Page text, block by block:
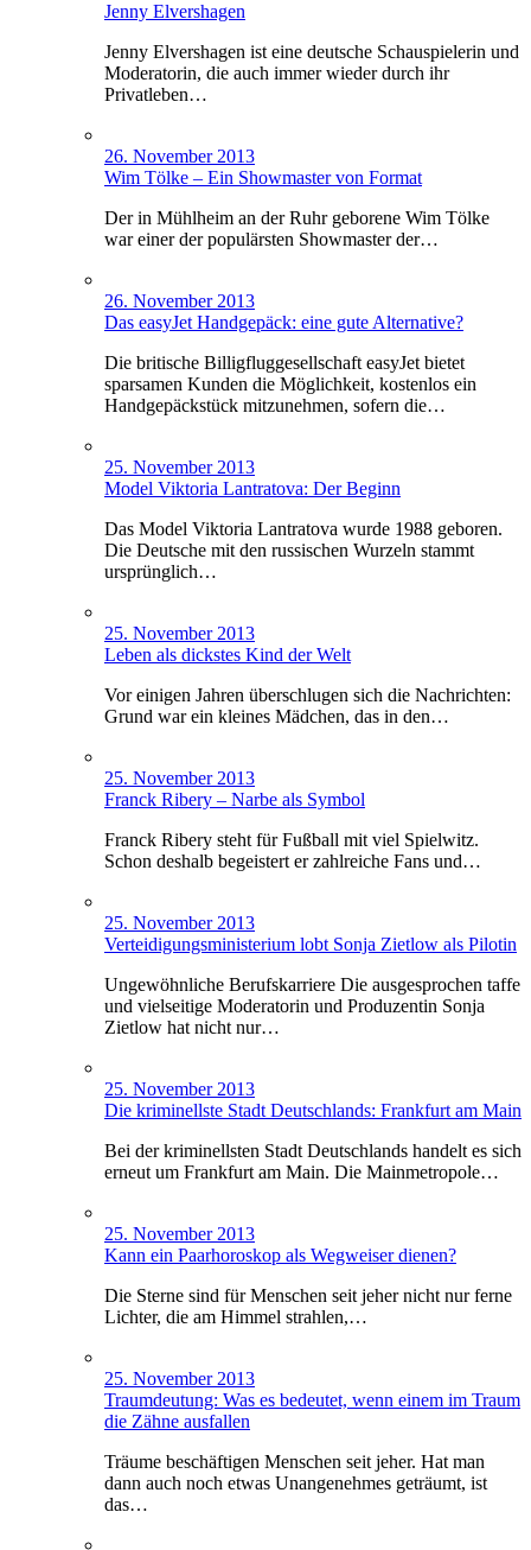
Jenny Elvershagen
Jenny Elvershagen ist eine deutsche Schauspielerin und
Moderatorin, die auch immer wieder durch ihr
Privatleben…
26. November 2013
Wim Tölke – Ein Showmaster von Format
Der in Mühlheim an der Ruhr geborene Wim Tölke
war einer der populärsten Showmaster der…
26. November 2013
Das easyJet Handgepäck: eine gute Alternative?
Die britische Billigfluggesellschaft easyJet bietet
sparsamen Kunden die Möglichkeit, kostenlos ein
Handgepäckstück mitzunehmen, sofern die…
25. November 2013
Model Viktoria Lantratova: Der Beginn
Das Model Viktoria Lantratova wurde 1988 geboren.
Die Deutsche mit den russischen Wurzeln stammt
ursprünglich…
25. November 2013
Leben als dickstes Kind der Welt
Vor einigen Jahren überschlugen sich die Nachrichten:
Grund war ein kleines Mädchen, das in den…
25. November 2013
Franck Ribery – Narbe als Symbol
Franck Ribery steht für Fußball mit viel Spielwitz.
Schon deshalb begeistert er zahlreiche Fans und…
25. November 2013
Verteidigungsministerium lobt Sonja Zietlow als Pilotin
Ungewöhnliche Berufskarriere Die ausgesprochen taffe
und vielseitige Moderatorin und Produzentin Sonja
Zietlow hat nicht nur…
25. November 2013
Die kriminellste Stadt Deutschlands: Frankfurt am Main
Bei der kriminellsten Stadt Deutschlands handelt es sich
erneut um Frankfurt am Main. Die Mainmetropole…
25. November 2013
Kann ein Paarhoroskop als Wegweiser dienen?
Die Sterne sind für Menschen seit jeher nicht nur ferne
Lichter, die am Himmel strahlen,…
25. November 2013
Traumdeutung: Was es bedeutet, wenn einem im Traum
die Zähne ausfallen
Träume beschäftigen Menschen seit jeher. Hat man
dann auch noch etwas Unangenehmes geträumt, ist
das…